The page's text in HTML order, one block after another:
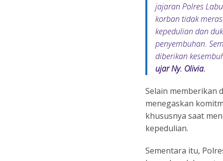
jajaran Polres
korban tidak
kepedulian dan
penyembuhan.
diberikan
ujar Ny. Olivia.
Selain memberikan
menegaskan
khususnya saat
kepedulian.
Sementara itu,